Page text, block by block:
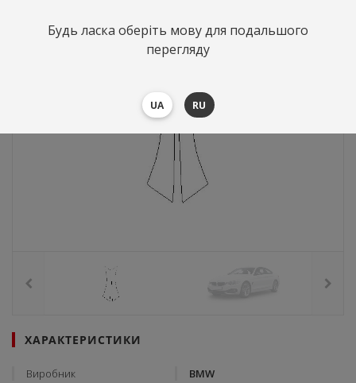
ХАРАКТЕРИСТИКИ
Виробник
BMW
Будь ласка оберіть мову для подальшого
перегляду
UA RU